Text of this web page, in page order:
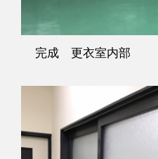
完成 更衣室内部